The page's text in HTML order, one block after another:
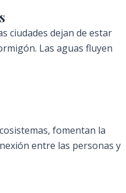
ciudades dejan de estar
Las aguas fluyen
fomentan la
entre las personas y